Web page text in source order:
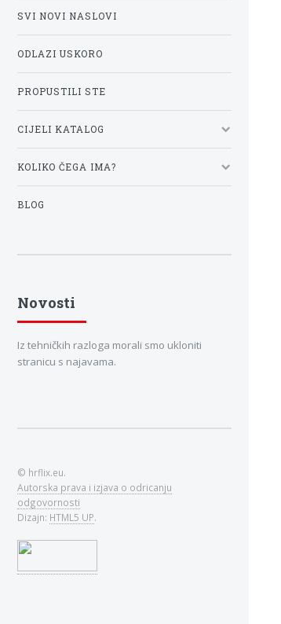
SVI NOVI NASLOVI
ODLAZI USKORO
PROPUSTILI STE
CIJELI KATALOG
KOLIKO ČEGA IMA?
BLOG
Novosti
Iz tehničkih razloga morali smo ukloniti
stranicu s najavama.
© hrflix.eu.
Autorska prava i izjava o odricanju
odgovornosti
Dizajn: HTML5 UP.